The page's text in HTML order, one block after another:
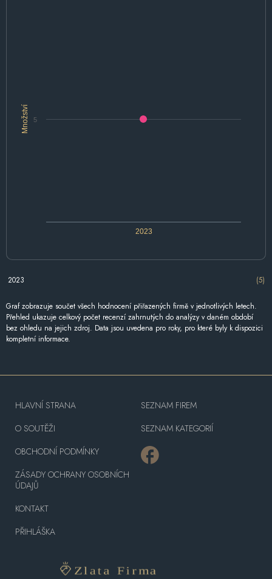
Množství
2023
5
2023 (5)
Graf zobrazuje součet všech hodnocení přiřazených firmě v jednotlivých letech.
Přehled ukazuje celkový počet recenzí zahrnutých do analýzy v daném období
bez ohledu na jejich zdroj. Data jsou uvedena pro roky, pro které byly k dispozici
kompletní informace.
HLAVNÍ STRANA
O SOUTĚŽI
OBCHODNÍ PODMÍNKY
ZÁSADY OCHRANY OSOBNÍCH
ÚDAJŮ
KONTAKT
PŘIHLÁŠKA
SEZNAM FIREM
SEZNAM KATEGORIÍ